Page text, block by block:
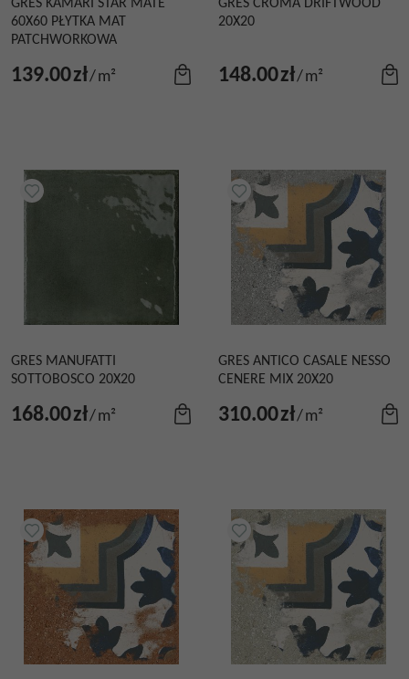
GRES KAMARI STAR MATE
60X60 PŁYTKA MAT
PATCHWORKOWA
139.00zł/m²
GRES CROMA DRIFTWOOD
20X20
148.00zł/m²
GRES MANUFATTI
SOTTOBOSCO 20X20
168.00zł/m²
GRES ANTICO CASALE NESSO
CENERE MIX 20X20
310.00zł/m²